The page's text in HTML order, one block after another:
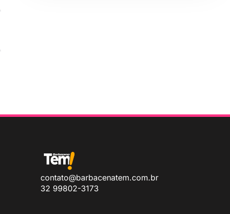
contato@barbacenatem.com.br
32 99802-3173